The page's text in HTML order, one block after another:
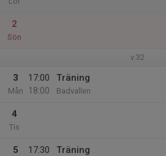
2
Sön
v.32
3
Mån
17:00
18:00
Träning
Badvallen
4
Tis
5
17:30
Träning